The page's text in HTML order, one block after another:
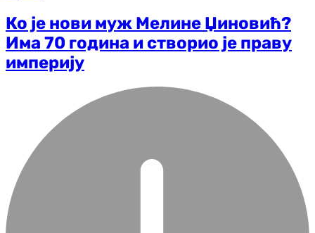
Ко је нови муж Мелине Џиновић?
Има 70 година и створио је праву
империју